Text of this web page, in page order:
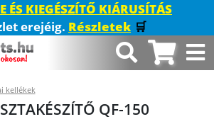
ÉS KIEGÉSZÍTŐ KIÁRUSÍTÁS
erejéig. Részletek 🛒
kellékek
QF-150